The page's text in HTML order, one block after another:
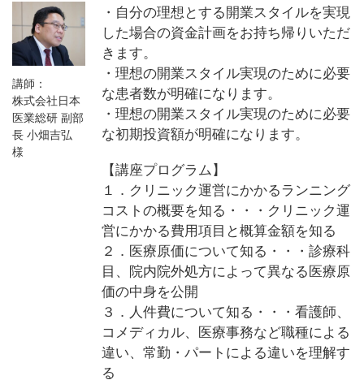
講師：
株式会社日本
医業総研 副部
長 小畑吉弘
様
・自分の理想とする開業スタイルを実現
した場合の資金計画をお持ち帰りいただ
きます。
・理想の開業スタイル実現のために必要
な患者数が明確になります。
・理想の開業スタイル実現のために必要
な初期投資額が明確になります。
【講座プログラム】
１．クリニック運営にかかるランニング
コストの概要を知る・・・クリニック運
営にかかる費用項目と概算金額を知る
２．医療原価について知る・・・診療科
目、院内院外処方によって異なる医療原
価の中身を公開
３．人件費について知る・・・看護師、
コメディカル、医療事務など職種による
違い、常勤・パートによる違いを理解す
る